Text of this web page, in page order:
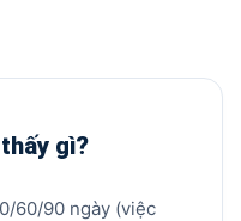
gì?
60/90 ngày (việc